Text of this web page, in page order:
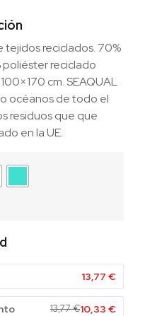
tejidos reciclados. 70%
reciclado
cm. SEAQUAL
océanos de todo el
residuos que que
en la UE.
13,77 €
13,77€10,33 €